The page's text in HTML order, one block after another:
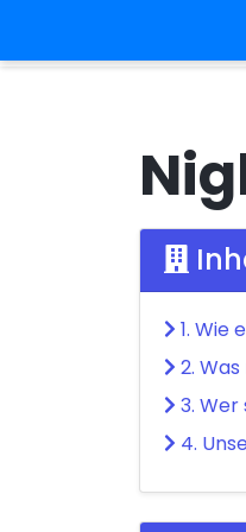
1. Wie
2.
3. Wer
4.